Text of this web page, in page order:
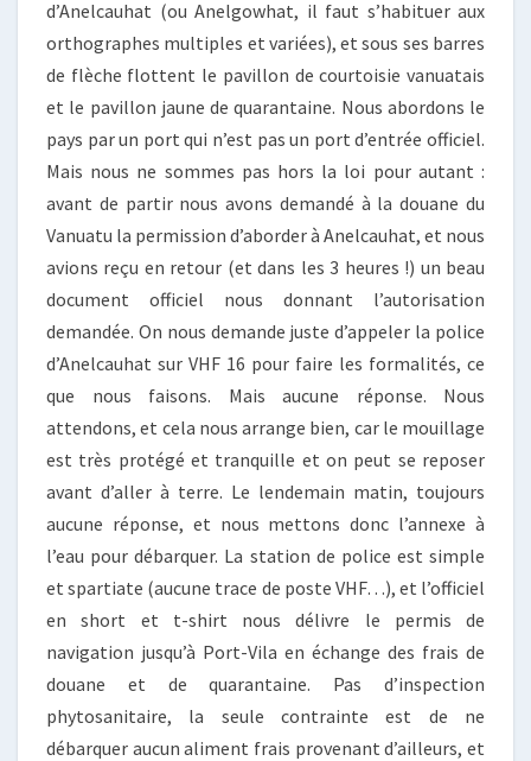
d’Anelcauhat (ou Anelgowhat, il faut s’habituer aux
orthographes multiples et variées), et sous ses barres
de flèche flottent le pavillon de courtoisie vanuatais
et le pavillon jaune de quarantaine. Nous abordons le
pays par un port qui n’est pas un port d’entrée officiel.
Mais nous ne sommes pas hors la loi pour autant :
avant de partir nous avons demandé à la douane du
Vanuatu la permission d’aborder à Anelcauhat, et nous
avions reçu en retour (et dans les 3 heures !) un beau
document officiel nous donnant l’autorisation
demandée. On nous demande juste d’appeler la police
d’Anelcauhat sur VHF 16 pour faire les formalités, ce
que nous faisons. Mais aucune réponse. Nous
attendons, et cela nous arrange bien, car le mouillage
est très protégé et tranquille et on peut se reposer
avant d’aller à terre. Le lendemain matin, toujours
aucune réponse, et nous mettons donc l’annexe à
l’eau pour débarquer. La station de police est simple
et spartiate (aucune trace de poste VHF…), et l’officiel
en short et t-shirt nous délivre le permis de
navigation jusqu’à Port-Vila en échange des frais de
douane et de quarantaine. Pas d’inspection
phytosanitaire, la seule contrainte est de ne
débarquer aucun aliment frais provenant d’ailleurs, et